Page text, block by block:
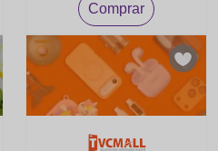
Comprar